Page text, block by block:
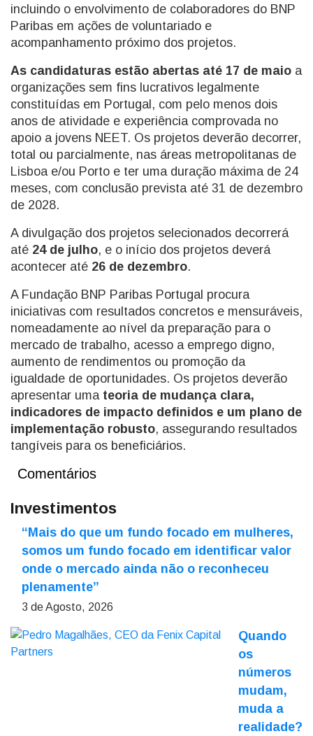
incluindo o envolvimento de colaboradores do BNP
Paribas em ações de voluntariado e
acompanhamento próximo dos projetos.
As candidaturas estão abertas até 17 de maio a
organizações sem fins lucrativos legalmente
constituídas em Portugal, com pelo menos dois
anos de atividade e experiência comprovada no
apoio a jovens NEET. Os projetos deverão decorrer,
total ou parcialmente, nas áreas metropolitanas de
Lisboa e/ou Porto e ter uma duração máxima de 24
meses, com conclusão prevista até 31 de dezembro
de 2028.
A divulgação dos projetos selecionados decorrerá
até 24 de julho, e o início dos projetos deverá
acontecer até 26 de dezembro.
A Fundação BNP Paribas Portugal procura
iniciativas com resultados concretos e mensuráveis,
nomeadamente ao nível da preparação para o
mercado de trabalho, acesso a emprego digno,
aumento de rendimentos ou promoção da
igualdade de oportunidades. Os projetos deverão
apresentar uma teoria de mudança clara,
indicadores de impacto definidos e um plano de
implementação robusto, assegurando resultados
tangíveis para os beneficiários.
Comentários
Investimentos
“Mais do que um fundo focado em mulheres,
somos um fundo focado em identificar valor
onde o mercado ainda não o reconheceu
plenamente”
3 de Agosto, 2026
Quando
os
números
mudam,
muda a
realidade?